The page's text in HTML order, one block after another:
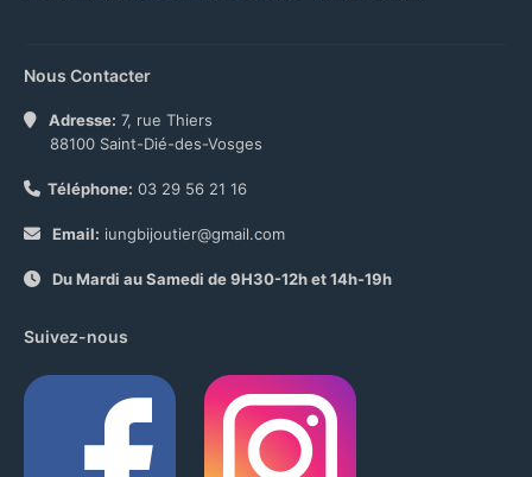
Nous Contacter
Adresse: 7, rue Thiers
88100 Saint-Dié-des-Vosges
Téléphone: 03 29 56 21 16
Email: iungbijoutier@gmail.com
Du Mardi au Samedi de 9H30-12h et 14h-19h
Suivez-nous